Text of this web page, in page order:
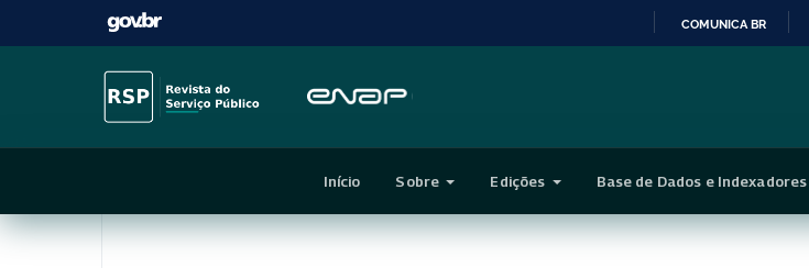
CONTEÚDO
COMUNICA BR
Início Sobre Edições Base de Dados e Indexadores